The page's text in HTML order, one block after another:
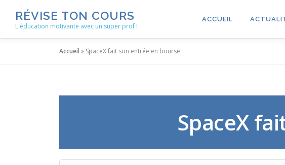
contenu
RÉVISE TON COURS
L'éducation motivante avec un super prof !
ACCUEIL
Accueil » SpaceX fait son entrée en bourse
SpaceX